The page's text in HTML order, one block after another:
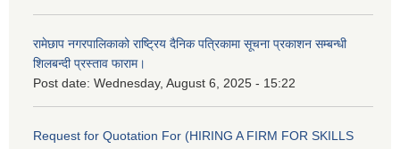
रामेछाप नगरपालिकाको राष्ट्रिय दैनिक पत्रिकामा सूचना प्रकाशन सम्बन्धी
शिलबन्दी प्रस्ताव फाराम।
Post date: Wednesday, August 6, 2025 - 15:22
Request for Quotation For (HIRING A FIRM FOR SKILLS